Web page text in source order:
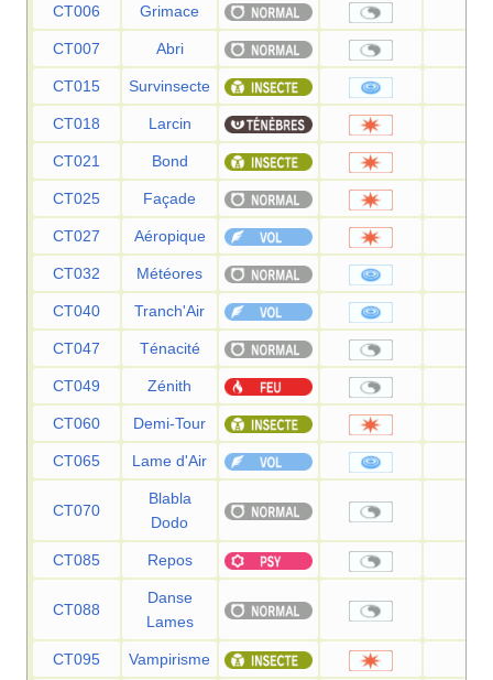
CT006 Grimace
CT007 Abri
CT015 Survinsecte
CT018 Larcin
CT021 Bond
CT025 Façade
CT027 Aéropique
CT032 Météores
CT040 Tranch'Air
CT047 Ténacité
CT049 Zénith
CT060 Demi-Tour
CT065 Lame d'Air
CT070
Blabla
Dodo
CT085 Repos
CT088
Danse
Lames
CT095 Vampirisme